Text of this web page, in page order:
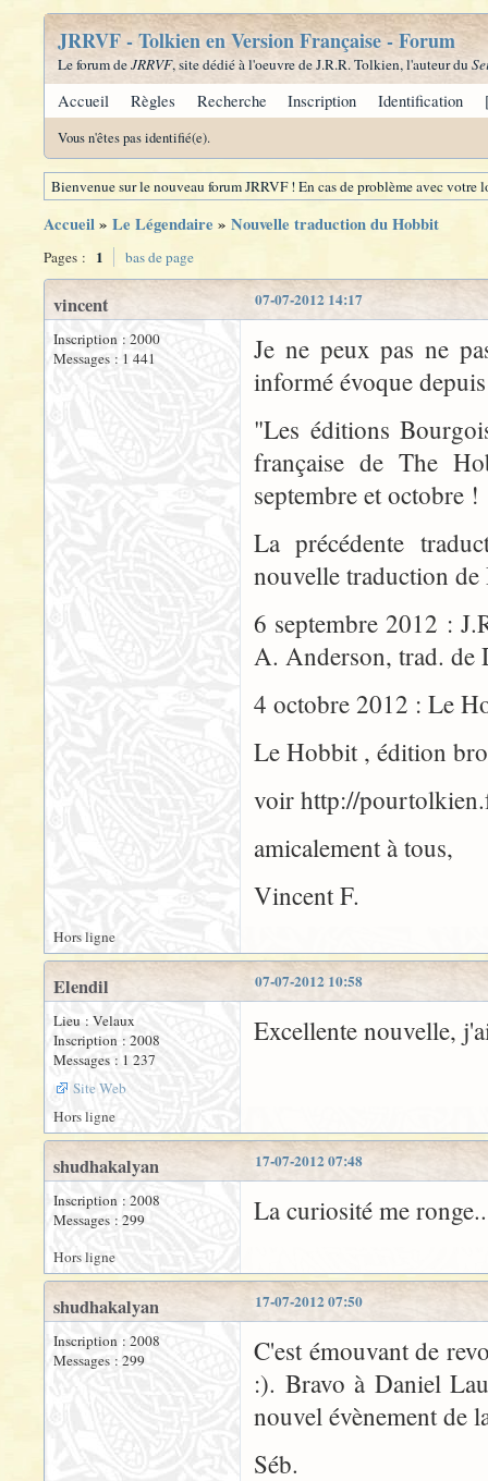
JRRVF - Tolkien en Version Française - Forum
Le forum deJRRVF, site dédié à l'oeuvre de J.R.R. Tolkien, l'auteur du
Accueil Règles Recherche Inscription Identification
Vous n'êtes pas identifié(e).
Bienvenue sur le nouveau forum JRRVF ! En cas de problème avec
Accueil» Le Légendaire » Nouvelle traduction du Hobbit
Pages : 1 bas de page
07-07-2012 14:17
vincent
Inscription : 2000
Messages : 1 441
Je ne peux pas ne
informé évoque
"Les éditions
française de The
septembre et octobre !
La précédente
nouvelle traduction
6 septembre 2012 :
A. Anderson, trad. de
4 octobre 2012 : Le
Le Hobbit , édition
voir http://
amicalement à tous,
Vincent F.
Hors ligne
07-07-2012 10:58
Elendil
Lieu : Velaux
Inscription : 2008
Messages : 1 237
Site Web
Excellente nouvelle,
Hors ligne
17-07-2012 07:48
shudhakalyan
Inscription : 2008
Messages : 299
La curiosité me
Hors ligne
17-07-2012 07:50
shudhakalyan
Inscription : 2008
Messages : 299
C'est émouvant de
:). Bravo à Daniel
nouvel évènement de
Séb.